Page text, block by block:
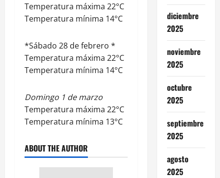
Temperatura máxima 22°C
Temperatura mínima 14°C
*Sábado 28 de febrero *
Temperatura máxima 22°C
Temperatura mínima 14°C
Domingo 1 de marzo
Temperatura máxima 22°C
Temperatura mínima 13°C
ABOUT THE AUTHOR
diciembre
2025
noviembre
2025
octubre
2025
septiembre
2025
agosto
2025